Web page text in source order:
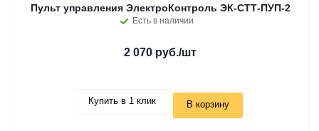
Пульт управления ЭлектроКонтроль ЭК-СТТ-ПУП-2
Есть в наличии
2 070 руб./шт
Купить в 1 клик В корзину